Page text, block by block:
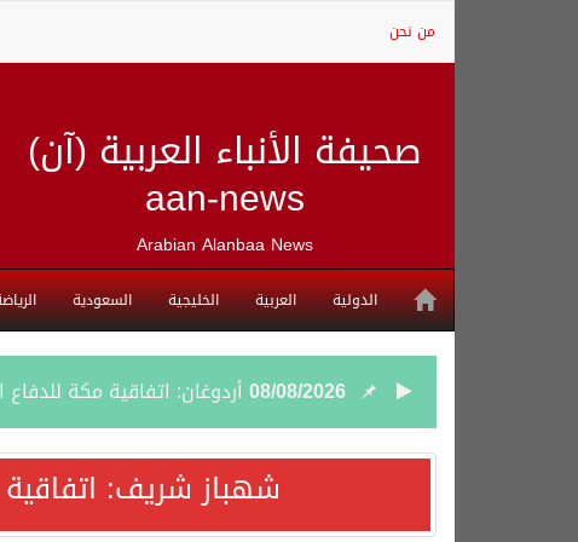
من نحن
صحيفة الأنباء العربية (آن)
aan-news
Arabian Alanbaa News
الدولية العربية الخليجية السعودية
08/08/2026 أردوغان: اتفاقية مكة
08/08/2026سمو وزير الخارجية :
شهباز شريف: